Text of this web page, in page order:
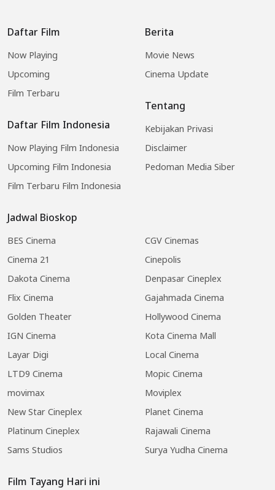
Daftar Film
Now Playing
Upcoming
Film Terbaru
Daftar Film Indonesia
Now Playing Film Indonesia
Upcoming Film Indonesia
Film Terbaru Film Indonesia
Jadwal Bioskop
BES Cinema
CGV Cinemas
Cinema 21
Cinepolis
Dakota Cinema
Denpasar Cineplex
Flix Cinema
Gajahmada Cinema
Golden Theater
Hollywood Cinema
IGN Cinema
Kota Cinema Mall
Layar Digi
Local Cinema
LTD9 Cinema
Mopic Cinema
movimax
Moviplex
New Star Cineplex
Planet Cinema
Platinum Cineplex
Rajawali Cinema
Sams Studios
Surya Yudha Cinema
Film Tayang Hari ini
Berita
Movie News
Cinema Update
Tentang
Kebijakan Privasi
Disclaimer
Pedoman Media Siber